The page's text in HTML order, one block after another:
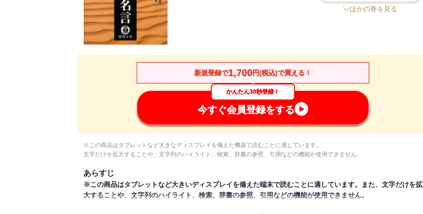
ほかの巻を見る
新規登録で1,700円(税込)で買える！
かんたん30秒登録！
今すぐ会員登録をする
※この商品はタブレットなど大きなディスプレイを備えた機器で読むことに適しています。
文字だけを拡大することや、文字列のハイライト、検索、辞書の参照、引用などの機能が使用できません。
あらすじ
※この商品はタブレットなど大きいディスプレイを備えた端末で読むことに適しています。また、文字だけを拡
大することや、文字列のハイライト、検索、辞書の参照、引用などの機能が使用できません。